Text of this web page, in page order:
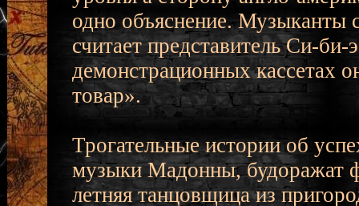
одно объяснение. Музыканты
считает представитель Си-
демонстрационных кассетах
товар».
Трогательные истории об
музыки Мадонны, будоражат
летняя танцовщица из